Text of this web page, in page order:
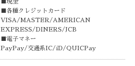
■現金
■各種クレジットカード
VISA/MASTER/AMERICAN
EXPRESS/DINERS/JCB
■電子マネー
PayPay/交通系IC/iD/QUICPay